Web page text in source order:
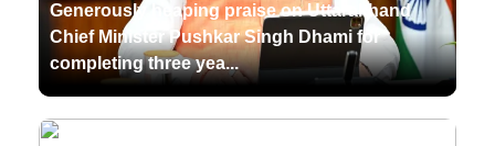
Generously heaping praise on Uttarakhand
Chief Minister Pushkar Singh Dhami for
completing three yea...